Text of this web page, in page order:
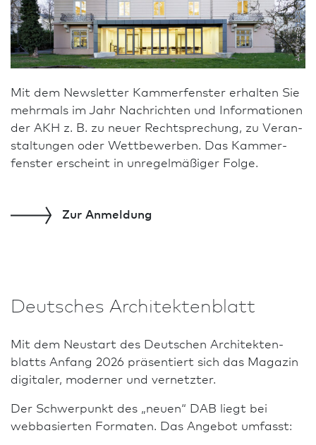
AKH/Kirsten Bucher
Mit dem Newsletter Kammer­fenster erhalten Sie
mehrmals im Jahr Nachrichten und In­for­ma­tio­nen
der AKH z. B. zu neuer Rechtsprechung, zu Veran­
staltungen oder Wettbewerben. Das Kammer­
fenster erscheint in unregelmäßiger Folge.
Zur Anmeldung
Deutsches Architekten­blatt
Mit dem Neustart des Deutschen Architekten­
blatts Anfang 2026 präsentiert sich das Magazin
digitaler, moderner und vernetzter.
Der Schwer­punkt des „neuen“ DAB liegt bei
webbasierten Formaten. Das An­ge­bot umfasst: